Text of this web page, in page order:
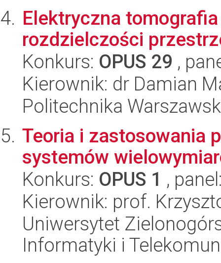
Elektryczna
rozdzielczości
Konkurs: OPUS 29 ,
Kierownik: dr Damian
Politechnika
Teoria i zastosowania
systemów
Konkurs: OPUS 1 ,
Kierownik: prof.
Uniwersytet
Informatyki i